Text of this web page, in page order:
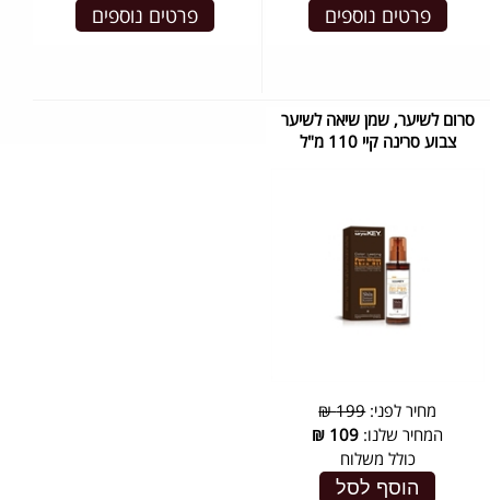
פרטים נוספים פרטים נוספים
סרום לשיער, שמן שיאה לשיער
צבוע סרינה קיי 110 מ"ל
מחיר לפני:199 ₪
המחיר שלנו: 109
₪
כולל משלוח
הוסף לסל